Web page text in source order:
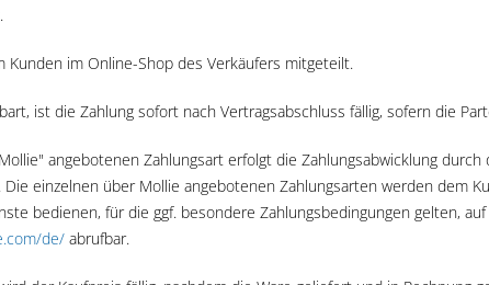
im Online-Shop des Verkäufers mitgeteilt.
ist die Zahlung sofort nach Vertragsabschluss fällig, sofern die
angebotenen Zahlungsart erfolgt die Zahlungsabwicklung
Die einzelnen über Mollie angebotenen Zahlungsarten werden dem
bedienen, für die ggf. besondere Zahlungsbedingungen gelten,
/de/ abrufbar.